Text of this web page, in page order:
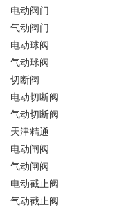
电动阀门
气动阀门
电动球阀
气动球阀
切断阀
电动切断阀
气动切断阀
天津精通
电动闸阀
气动闸阀
电动截止阀
气动截止阀